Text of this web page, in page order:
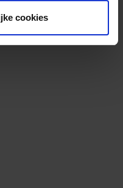
cookies